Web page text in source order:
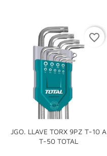
JGO. LLAVE TORX 9PZ T-10 A
T-50 TOTAL
favorite_border